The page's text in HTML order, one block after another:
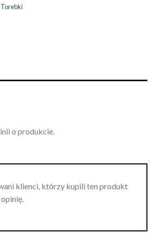
o produkcie.
klienci, którzy kupili ten produkt